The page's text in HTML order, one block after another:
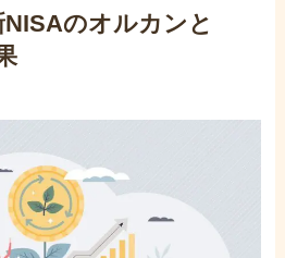
NISAのオルカンと